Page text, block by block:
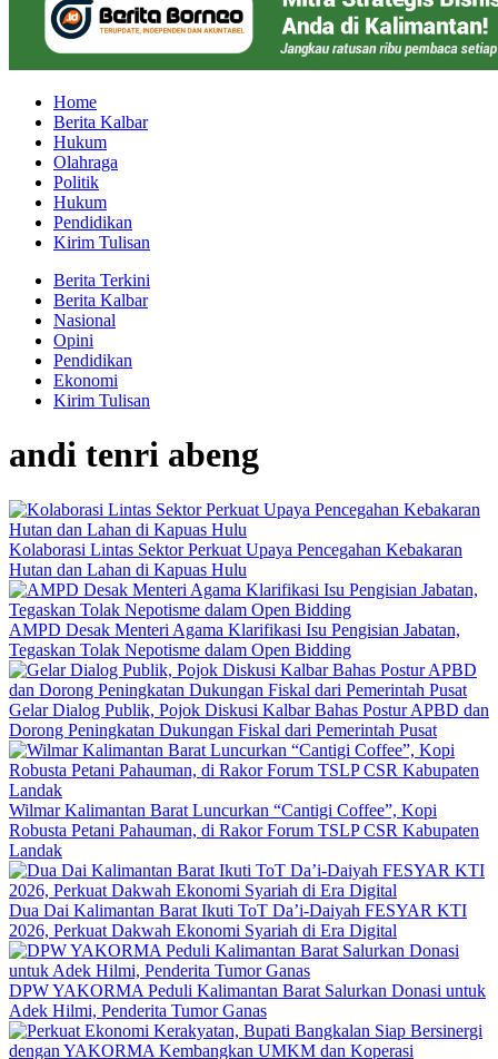
Home
Berita Kalbar
Hukum
Olahraga
Politik
Hukum
Pendidikan
Kirim Tulisan
Berita Terkini
Berita Kalbar
Nasional
Opini
Pendidikan
Ekonomi
Kirim Tulisan
andi tenri abeng
Kolaborasi Lintas Sektor Perkuat Upaya Pencegahan Kebakaran
Hutan dan Lahan di Kapuas Hulu
AMPD Desak Menteri Agama Klarifikasi Isu Pengisian Jabatan,
Tegaskan Tolak Nepotisme dalam Open Bidding
Gelar Dialog Publik, Pojok Diskusi Kalbar Bahas Postur APBD dan
Dorong Peningkatan Dukungan Fiskal dari Pemerintah Pusat
Wilmar Kalimantan Barat Luncurkan “Cantigi Coffee”, Kopi
Robusta Petani Pahauman, di Rakor Forum TSLP CSR Kabupaten
Landak
Dua Dai Kalimantan Barat Ikuti ToT Da’i-Daiyah FESYAR KTI
2026, Perkuat Dakwah Ekonomi Syariah di Era Digital
DPW YAKORMA Peduli Kalimantan Barat Salurkan Donasi untuk
Adek Hilmi, Penderita Tumor Ganas